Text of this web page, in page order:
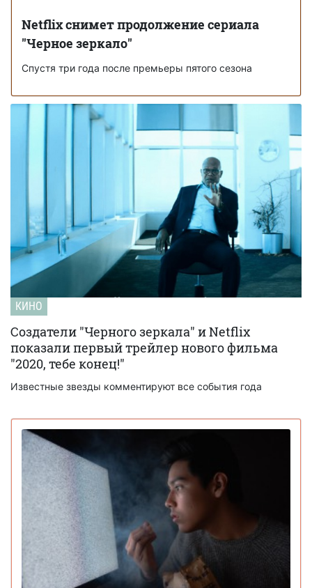
Netflix снимет продолжение сериала
"Черное зеркало"
Спустя три года после премьеры пятого сезона
КИНО
Создатели "Черного зеркала" и Netflix
показали первый трейлер нового фильма
"2020, тебе конец!"
Известные звезды комментируют все события года